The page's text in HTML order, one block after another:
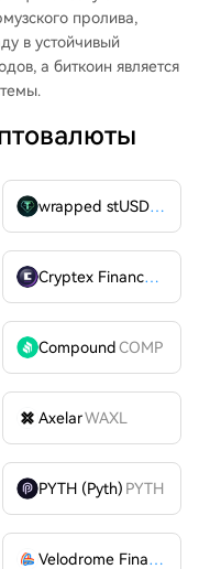
пролива,
в устойчивый
а биткоин является
wrapped stUSDT
Cryptex FinanceCTX
CompoundCOMP
AxelarWAXL
PYTH (Pyth) PYTH
Velodrome Finance